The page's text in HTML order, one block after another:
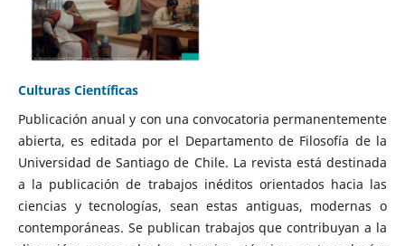
Culturas Científicas
Publicación anual y con una convocatoria permanentemente
abierta, es editada por el Departamento de Filosofía de la
Universidad de Santiago de Chile. La revista está destinada
a la publicación de trabajos inéditos orientados hacia las
ciencias y tecnologías, sean estas antiguas, modernas o
contemporáneas. Se publican trabajos que contribuyan a la